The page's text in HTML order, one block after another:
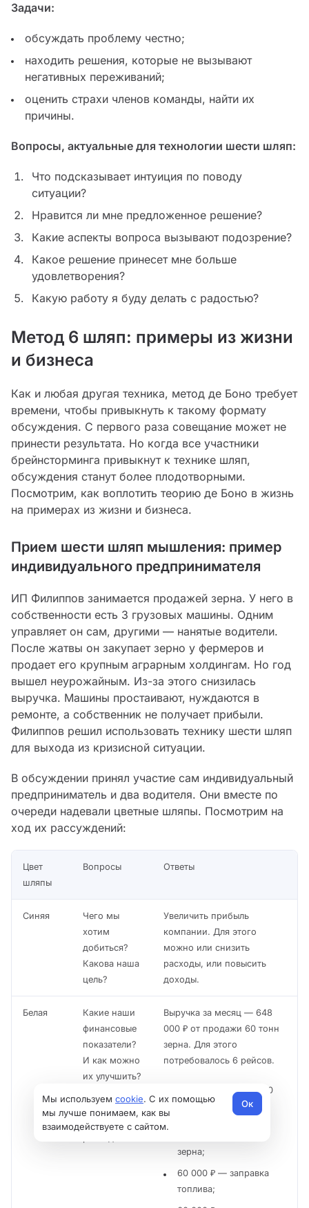
Мы используем cookie. С их помощью
мы лучше понимаем, как вы
взаимодействуете с сайтом.
Ок
Задачи:
обсуждать проблему честно;
находить решения, которые не вызывают
негативных переживаний;
оценить страхи членов команды, найти их
причины.
Вопросы, актуальные для технологии шести шляп:
Что подсказывает интуиция по поводу
ситуации?
Нравится ли мне предложенное решение?
Какие аспекты вопроса вызывают подозрение?
Какое решение принесет мне больше
удовлетворения?
Какую работу я буду делать с радостью?
Метод 6 шляп: примеры из жизни
и бизнеса
Как и любая другая техника, метод де Боно требует
времени, чтобы привыкнуть к такому формату
обсуждения. С первого раза совещание может не
принести результата. Но когда все участники
брейнсторминга привыкнут к технике шляп,
обсуждения станут более плодотворными.
Посмотрим, как воплотить теорию де Боно в жизнь
на примерах из жизни и бизнеса.
Прием шести шляп мышления: пример
индивидуального предпринимателя
ИП Филиппов занимается продажей зерна. У него в
собственности есть 3 грузовых машины. Одним
управляет он сам, другими — нанятые водители.
После жатвы он закупает зерно у фермеров и
продает его крупным аграрным холдингам. Но год
вышел неурожайным. Из-за этого снизилась
выручка. Машины простаивают, нуждаются в
ремонте, а собственник не получает прибыли.
Филиппов решил использовать технику шести шляп
для выхода из кризисной ситуации.
В обсуждении принял участие сам индивидуальный
предприниматель и два водителя. Они вместе по
очереди надевали цветные шляпы. Посмотрим на
ход их рассуждений:
Цвет
шляпы
Вопросы Ответы
Синяя
Чего мы
хотим
добиться?
Какова наша
цель?
Увеличить прибыль
компании. Для этого
можно или снизить
расходы, или повысить
доходы.
Белая
Какие наши
финансовые
показатели?
И как можно
их улучшить?
Каковы
предстоящие
Выручка за месяц — 648
000 ₽ от продажи 60 тонн
зерна. Для этого
потребовалось 6 рейсов.
Расходы за месяц — 640
000 ₽. Из которых:
зерна;
60 000 ₽ — заправка
топлива;